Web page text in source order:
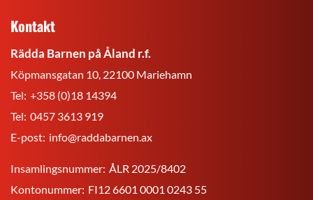
Kontakt
Rädda Barnen på Åland r.f.
Köpmansgatan 10, 22100 Mariehamn
Tel: +358 (0)18 14394
Tel: 0457 3613 919
E-post: info@raddabarnen.ax
Insamlingsnummer: ÅLR 2025/8402
Kontonummer: FI12 6601 0001 0243 55